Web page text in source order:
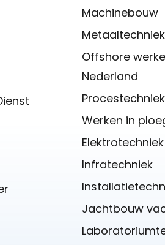
Machinebouw
Metaaltechniek
Offshore
Nederland
Procestechniek
Werken in
Elektrotechniek
Infratechniek
Jachtbouw